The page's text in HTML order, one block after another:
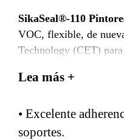
SikaSeal®-110
VOC, flexible, de
Technology (CET)
adherencia y puede ser
pintadas.
Lea más +
• Excelente
soportes.